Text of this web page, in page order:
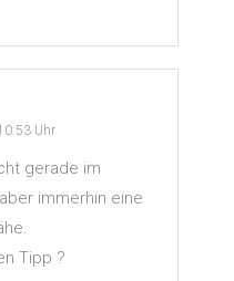
Uhr
gerade im
immerhin eine
Tipp ?